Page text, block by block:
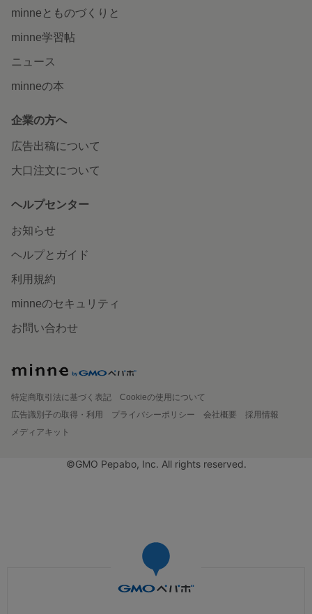
minneとものづくりと
minne学習帖
ニュース
minneの本
企業の方へ
広告出稿について
大口注文について
ヘルプセンター
お知らせ
ヘルプとガイド
利用規約
minneのセキュリティ
お問い合わせ
特定商取引法に基づく表記
Cookieの使用について
広告識別子の取得・利用
プライバシーポリシー 会社概要
採用情報
メディアキット
©GMO Pepabo, Inc. All rights reserved.